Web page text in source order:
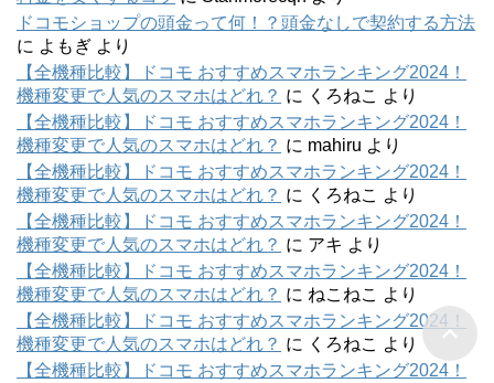
ドコモショップの頭金って何！？頭金なしで契約する方法
に よもぎ より
【全機種比較】ドコモ おすすめスマホランキング2024！
機種変更で人気のスマホはどれ？ に くろねこ より
【全機種比較】ドコモ おすすめスマホランキング2024！
機種変更で人気のスマホはどれ？ に mahiru より
【全機種比較】ドコモ おすすめスマホランキング2024！
機種変更で人気のスマホはどれ？ に くろねこ より
【全機種比較】ドコモ おすすめスマホランキング2024！
機種変更で人気のスマホはどれ？ に アキ より
【全機種比較】ドコモ おすすめスマホランキング2024！
機種変更で人気のスマホはどれ？ に ねこねこ より
【全機種比較】ドコモ おすすめスマホランキング2024！
機種変更で人気のスマホはどれ？ に くろねこ より
【全機種比較】ドコモ おすすめスマホランキング2024！